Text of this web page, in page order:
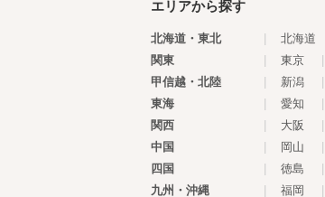
エリアから探す
北海道・東北 北海道
関東
東京
甲信越・北陸
新潟
東海
愛知
関西
大阪
中国
岡山
四国
徳島
九州・沖縄
福岡